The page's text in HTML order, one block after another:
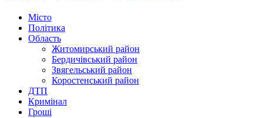
Місто
Політика
Область
Житомирський район
Бердичівський район
Звягельський район
Коростенський район
ДТП
Кримінал
Гроші